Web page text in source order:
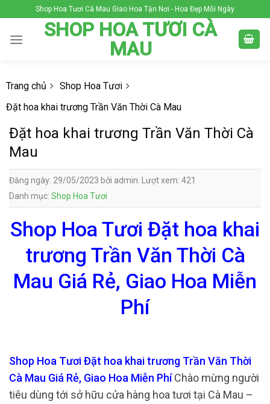
to
content
Shop Hoa Tươi Cà Mau Giao Hoa Tận Nơi - Hoa Đẹp Mỗi Ngày
SHOP HOA TƯƠI CÀ
MAU
Trang chủ
Shop Hoa Tươi
Đặt hoa khai trương Trần Văn Thời Cà Mau
Đặt hoa khai trương Trần Văn Thời Cà
Mau
Đăng ngày: 29/05/2023 bởi admin. Lượt xem: 421
Danh mục: Shop Hoa Tươi
Shop Hoa Tươi Đặt hoa khai
trương Trần Văn Thời Cà
Mau Giá Rẻ, Giao Hoa Miễn
Phí
Shop Hoa Tươi Đặt hoa khai trương Trần Văn Thời
Cà Mau Giá Rẻ, Giao Hoa Miễn PhíChào mừng người
tiêu dùng tới sở hữu cửa hàng hoa tươi tại Cà Mau –